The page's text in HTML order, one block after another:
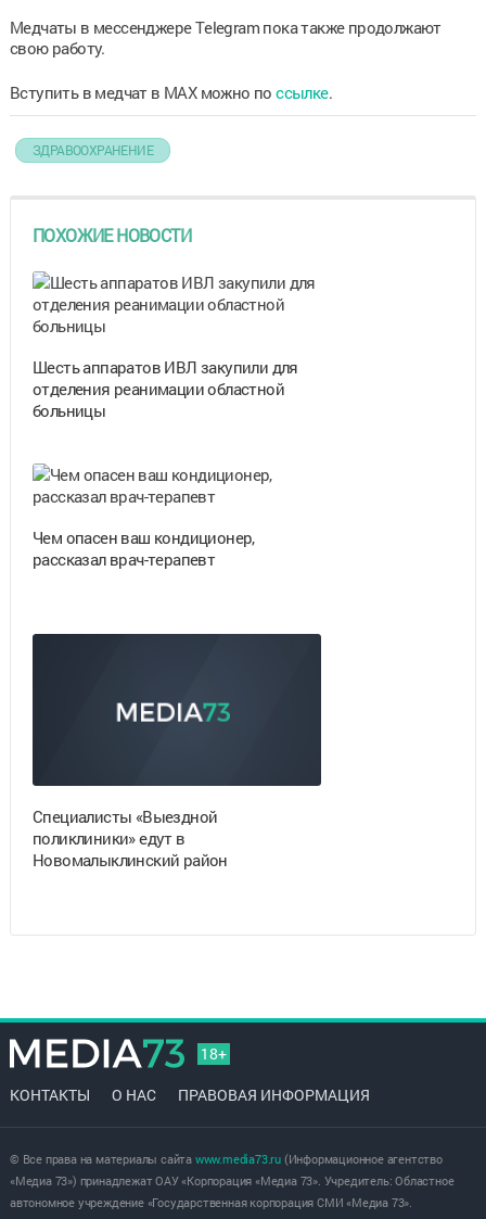
Медчаты в мессенджере Тelegram пока также продолжают
свою работу.
Вступить в медчат в МАХ можно поссылке.
ЗДРАВООХРАНЕНИЕ
ПОХОЖИЕ НОВОСТИ
Шесть аппаратов ИВЛ закупили для
отделения реанимации областной
больницы
Чем опасен ваш кондиционер,
рассказал врач-терапевт
Специалисты «Выездной
поликлиники» едут в
Новомалыклинский район
18+
КОНТАКТЫ О НАС ПРАВОВАЯ ИНФОРМАЦИЯ
© Все права на материалы сайта www.media73.ru(Информационное агентство
«Медиа 73») принадлежат ОАУ «Корпорация «Медиа 73». Учредитель: Областное
автономное учреждение «Государственная корпорация СМИ «Медиа 73».